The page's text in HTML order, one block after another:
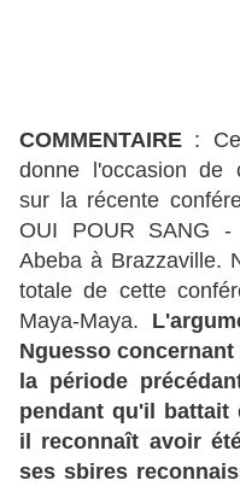
COMMENTAIRE :
donne l'occasion de
sur la récente
OUI POUR SANG
Abeba à Brazzaville.
totale de cette
Maya-Maya.
Nguesso
la période
pendant qu'il battait
il reconnaît avoir
ses sbires